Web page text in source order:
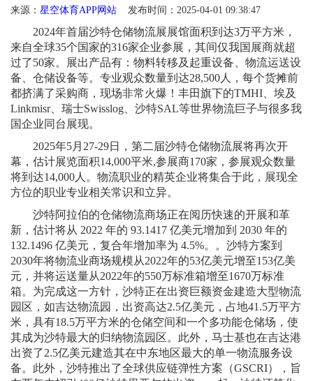
来源： 星空体育APP网站 发布时间：2025-04-01 09:38:47
2024年首届沙特仓储物流展展馆面积到达3万平方米，
来自全球35个国家的316家企业参展，其间仅我国展商就超
过了50家。展出产品有：物料转移及起重设备、物流运送设
备、仓储设备等。专业观众数量到达28,500人，每个货摊前
都挤满了采购商，现场非常火爆！丰田旗下的TMHI、埃及
Linkmisr、瑞士Swisslog、沙特SAL等世界物流巨子与很多我
国企业同台展现。
2025年5月27-29日，第二届沙特仓储物流展将再次开
幕，估计展览面积14,000平米,参展商170家，参展观众数量
将到达14,000人。物流职业的精英企业将集合于此，展现全
方位的职业专业相关常识和立异。
沙特阿拉伯的仓储物流商场正在阅历快速的开展和革
新，估计将从 2022 年的 93.1417 亿美元增加到 2030 年的
132.1496 亿美元，复合年增加率为 4.5%。。沙特方案到
2030年将物流业商场规模从2022年的53亿美元增至153亿美
元，并将运送量从2022年的550万标准箱增至1670万标准
箱。为完成这一方针，沙特正在出资巨额资金建造大型物流
园区，如吉达物流园，出资高达2.5亿美元，占地41.5万平方
米，具有18.5万平方米的仓储空间和一个多功能仓储场，使
其成为沙特最大的归纳物流园区。此外，马士基也在吉达港
出资了2.5亿美元建造其在中东地区最大的单一物流服务设
备。此外，沙特推出了全球供应链弹性方案（GSCRI），旨